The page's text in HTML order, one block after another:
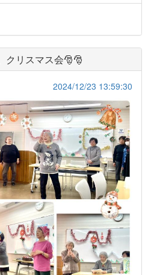
クリスマス会🎅🎅
2024/12/23 13:59:30